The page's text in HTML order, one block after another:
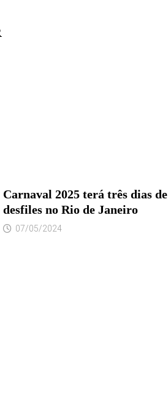
Carnaval 2025 terá três dias de
desfiles no Rio de Janeiro
07/05/2024